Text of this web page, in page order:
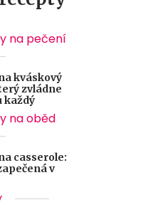
na pečení
kváskový
zvládne
každý
na oběd
casserole:
v